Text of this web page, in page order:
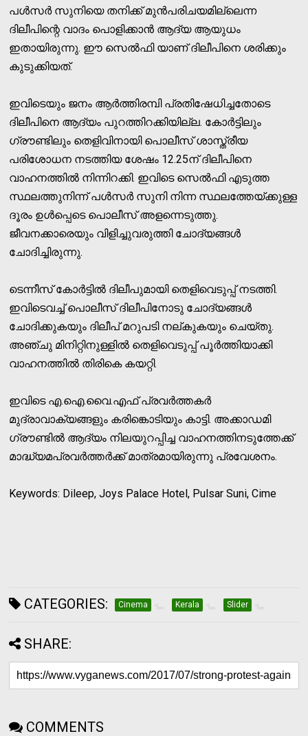
പള്‍സര്‍ സുനിയെ തനിക്ക് മുന്‍പരിചയമില്ലെന്ന
ദിലീപിന്റെ വാദം പൊളിക്കാന്‍ ആദ്യ ആയുധം
ഇതായിരുന്നു. ഈ സെല്‍ഫി യാണ് ദിലീപിനെ ശരിക്കും
കുടുക്കിയത്.
ഇവിടെയും ജനം ആര്‍ത്തിരമ്പി പ്രതിഷേധിച്ചതോടെ
ദിലീപിനെ ആദ്യം പുറത്തിറക്കിയില്ല. കോര്‍ട്ടിലും
ഗ്രൗണ്ടിലും തെളിവിനായി പൊലീസ് ശാസ്ത്രീയ
പരിശോധന നടത്തിയ ശേഷം 12.25ന് ദിലീപിനെ
വാഹനത്തില്‍ നിന്നിറക്കി. ഇവിടെ സെല്‍ഫി എടുത്ത
സ്ഥലത്തുനിന്ന് പള്‍സര്‍ സുനി നിന്ന സ്ഥലത്തേയ്ക്കുള്ള
ദൂരം ഉള്‍പ്പെടെ പൊലീസ് അളന്നെടുത്തു.
ജീവനക്കാരെയും വിളിച്ചുവരുത്തി ചോദ്യങ്ങള്‍
ചോദിച്ചിരുന്നു.
ടെന്നീസ് കോര്‍ട്ടില്‍ ദിലീപുമായി തെളിവെടുപ്പ് നടത്തി.
ഇവിടെവച്ച് പൊലീസ് ദിലീപിനോടു ചോദ്യങ്ങള്‍
ചോദിക്കുകയും ദിലീപ് മറുപടി നല്കുകയും ചെയ്തു.
അഞ്ചു മിനിറ്റിനുള്ളില്‍ തെളിവെടുപ്പ് പൂര്‍ത്തിയാക്കി
വാഹനത്തില്‍ തിരികെ കയറ്റി.
ഇവിടെ എ.ഐ.വൈ.എഫ് പ്രവര്‍ത്തകര്‍
മുദ്രാവാക്യങ്ങളും കരിങ്കൊടിയും കാട്ടി. അക്കാഡമി
ഗ്രൗണ്ടില്‍ ആദ്യം നിലയുറപ്പിച്ച വാഹനത്തിനടുത്തേക്ക്
മാദ്ധ്യമപ്രവര്‍ത്തര്‍ക്ക് മാത്രമായിരുന്നു പ്രവേശനം.
Keywords: Dileep, Joys Palace Hotel, Pulsar Suni, Cime
CATEGORIES: Cinema Kerala Slider
SHARE:
COMMENTS